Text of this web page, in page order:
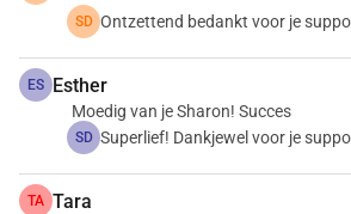
SD Ontzettend bedankt voor je
ES Esther
Moedig van je Sharon! Succes
SD Superlief! Dankjewel voor je
TA Tara